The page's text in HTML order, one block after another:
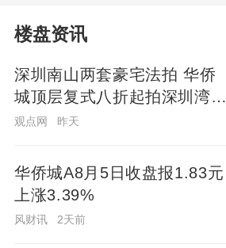
楼盘资讯
深圳南山两套豪宅法拍 华侨
城顶层复式八折起拍深圳湾住
宅1334.98万起
观点网 昨天
华侨城A8月5日收盘报1.83元
上涨3.39%
风财讯 2天前